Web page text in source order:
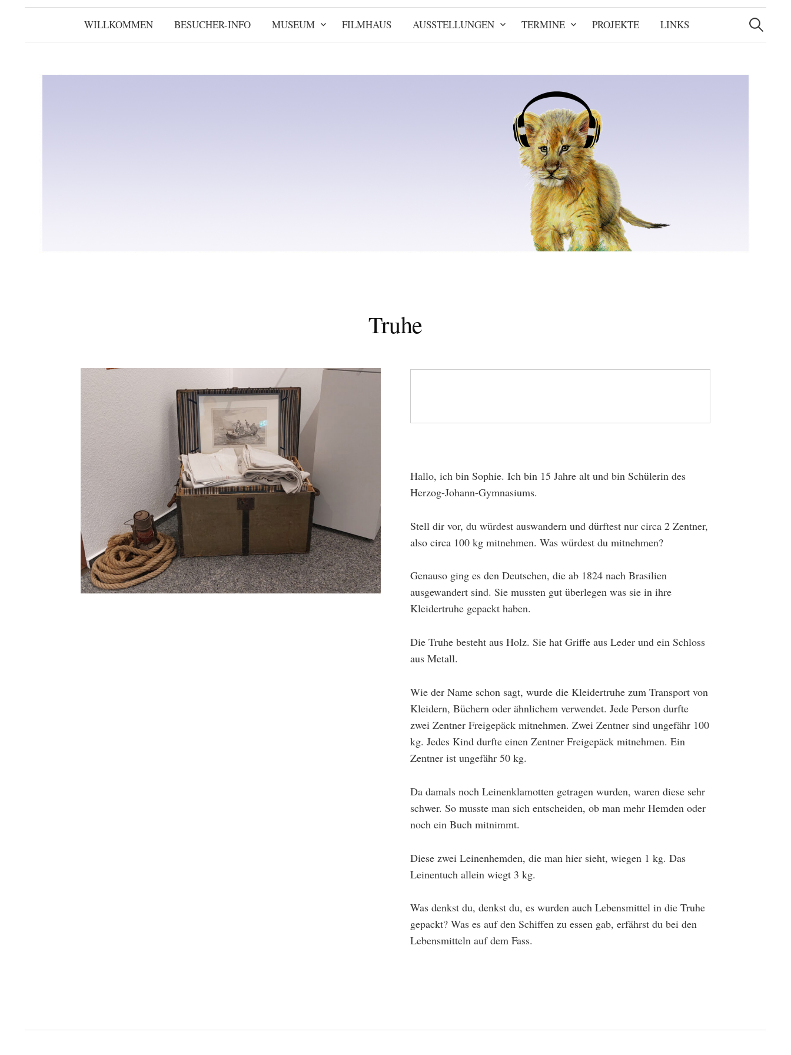
WILLKOMMEN BESUCHER-INFO MUSEUM FILMHAUS AUSSTELLUNGEN TERMINE PROJEKTE LINKS
Suchen
nach:
Truhe
Hallo, ich bin Sophie. Ich bin 15 Jahre alt und bin Schülerin des
Herzog-Johann-Gymnasiums.
Stell dir vor, du würdest auswandern und dürftest nur circa 2 Zentner,
also circa 100 kg mitnehmen. Was würdest du mitnehmen?
Genauso ging es den Deutschen, die ab 1824 nach Brasilien
ausgewandert sind. Sie mussten gut überlegen was sie in ihre
Kleidertruhe gepackt haben.
Die Truhe besteht aus Holz. Sie hat Griffe aus Leder und ein Schloss
aus Metall.
Wie der Name schon sagt, wurde die Kleidertruhe zum Transport von
Kleidern, Büchern oder ähnlichem verwendet. Jede Person durfte
zwei Zentner Freigepäck mitnehmen. Zwei Zentner sind ungefähr 100
kg. Jedes Kind durfte einen Zentner Freigepäck mitnehmen. Ein
Zentner ist ungefähr 50 kg.
Da damals noch Leinenklamotten getragen wurden, waren diese sehr
schwer. So musste man sich entscheiden, ob man mehr Hemden oder
noch ein Buch mitnimmt.
Diese zwei Leinenhemden, die man hier sieht, wiegen 1 kg. Das
Leinentuch allein wiegt 3 kg.
Was denkst du, denkst du, es wurden auch Lebensmittel in die Truhe
gepackt? Was es auf den Schiffen zu essen gab, erfährst du bei den
Lebensmitteln auf dem Fass.